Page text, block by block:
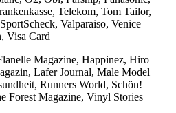
Telekom, Tom Tailor,
Valparaiso, Venice
Visa Card
Magazine, Happinez, Hiro
Lafer Journal, Male Model
Runners World, Schön!
Forest Magazine, Vinyl Stories